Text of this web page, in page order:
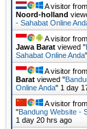
A visitor from
Noord-holland
- Sahabat Online
A visitor from
Jawa Barat viewed "
Sahabat Online Anda"
A visitor from
Barat viewed "
Online Anda" 1 day
A visitor from
"Bandung Website -
1 day 20 hrs ago